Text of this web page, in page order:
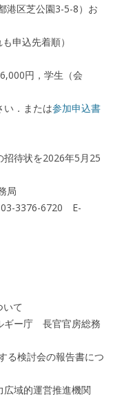
区芝公園3-5-8）お
申込先着順）
円，学生（会
い．または参加申込書
招待状を2026年5月25
局
6720 E-
の挨拶
て
長官官房総務
る検討会の報告書につ
進機関